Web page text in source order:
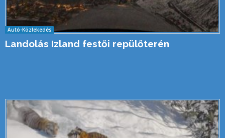
Autó-Közlekedés
Landolás Izland festői repülőterén